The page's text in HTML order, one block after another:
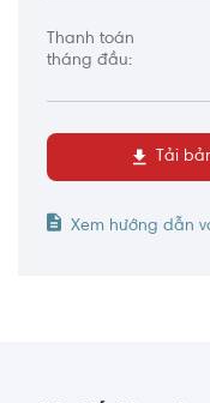
Thanh toán
tháng đầu:
Tải
Xem hướng dẫn